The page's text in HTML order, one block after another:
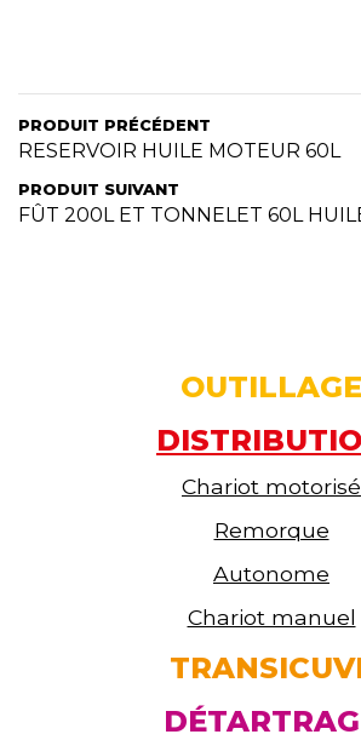
OUTILLAGE
Chariot motorisé
Remorque
Autonome
Chariot manuel
PRODUIT PRÉCÉDENT
RESERVOIR HUILE MOTEUR 60L
PRODUIT SUIVANT
FÛT 200L ET TONNELET 60L